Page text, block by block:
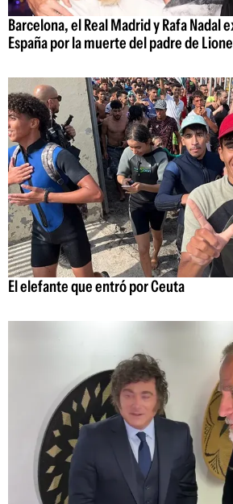
Barcelona, el Real Madrid y Rafa Nadal
España por la muerte del padre de
El elefante que entró por Ceuta